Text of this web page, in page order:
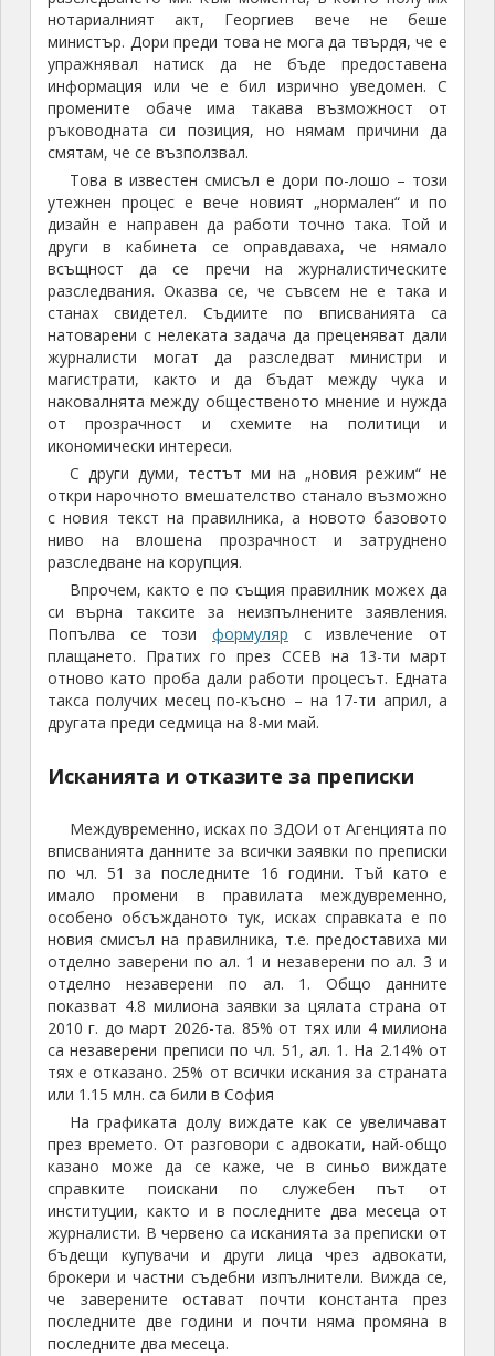
нотариалният акт, Георгиев вече не беше
министър. Дори преди това не мога да твърдя, че е
упражнявал натиск да не бъде предоставена
информация или че е бил изрично уведомен. С
промените обаче има такава възможност от
ръководната си позиция, но нямам причини да
смятам, че се възползвал.
Това в известен смисъл е дори по-лошо – този
утежнен процес е вече новият „нормален“ и по
дизайн е направен да работи точно така. Той и
други в кабинета се оправдаваха, че нямало
всъщност да се пречи на журналистическите
разследвания. Оказва се, че съвсем не е така и
станах свидетел. Съдиите по вписванията са
натоварени с нелеката задача да преценяват дали
журналисти могат да разследват министри и
магистрати, както и да бъдат между чука и
наковалнята между общественото мнение и нужда
от прозрачност и схемите на политици и
икономически интереси.
С други думи, тестът ми на „новия режим“ не
откри нарочното вмешателство станало възможно
с новия текст на правилника, а новото базовото
ниво на влошена прозрачност и затруднено
разследване на корупция.
Впрочем, както е по същия правилник можех да
си върна таксите за неизпълнените заявления.
Попълва се този формуляр с извлечение от
плащането. Пратих го през ССЕВ на 13-ти март
отново като проба дали работи процесът. Едната
такса получих месец по-късно – на 17-ти април, а
другата преди седмица на 8-ми май.
Исканията и отказите за преписки
Междувременно, исках по ЗДОИ от Агенцията по
вписванията данните за всички заявки по преписки
по чл. 51 за последните 16 години. Тъй като е
имало промени в правилата междувременно,
особено обсъжданото тук, исках справката е по
новия смисъл на правилника, т.е. предоставиха ми
отделно заверени по ал. 1 и незаверени по ал. 3 и
отделно незаверени по ал. 1. Общо данните
показват 4.8 милиона заявки за цялата страна от
2010 г. до март 2026-та. 85% от тях или 4 милиона
са незаверени преписи по чл. 51, ал. 1. На 2.14% от
тях е отказано. 25% от всички искания за страната
или 1.15 млн. са били в София
На графиката долу виждате как се увеличават
през времето. От разговори с адвокати, най-общо
казано може да се каже, че в синьо виждате
справките поискани по служебен път от
институции, както и в последните два месеца от
журналисти. В червено са исканията за преписки от
бъдещи купувачи и други лица чрез адвокати,
брокери и частни съдебни изпълнители. Вижда се,
че заверените остават почти константа през
последните две години и почти няма промяна в
последните два месеца.